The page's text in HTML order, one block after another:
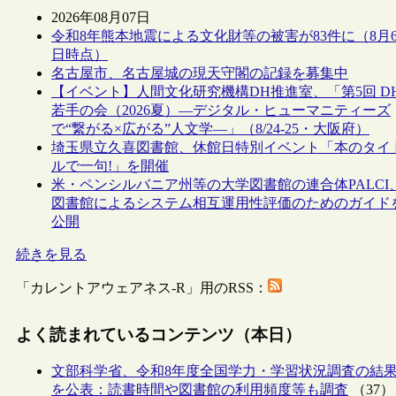
2026年08月07日
令和8年熊本地震による文化財等の被害が83件に（8月
日時点）
名古屋市、名古屋城の現天守閣の記録を募集中
【イベント】人間文化研究機構DH推進室、「第5回
若手の会（2026夏）―デジタル・ヒューマニティーズ
で“繋がる×広がる”人文学―」（8/24-25・大阪府）
埼玉県立久喜図書館、休館日特別イベント「本のタイ
ルで一句!」を開催
米・ペンシルバニア州等の大学図書館の連合体PALCI、
図書館によるシステム相互運用性評価のためのガイド
公開
続きを見る
「カレントアウェアネス-R」用のRSS：
よく読まれているコンテンツ（本日）
文部科学省、令和8年度全国学力・学習状況調査の結
を公表：読書時間や図書館の利用頻度等も調査 （37）